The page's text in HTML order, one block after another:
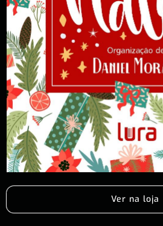
Ver na loja